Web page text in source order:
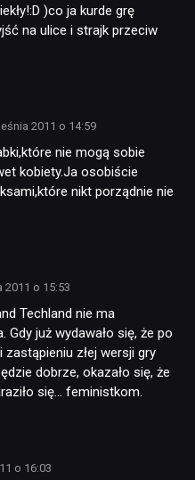
)co ja kurde grę
na ulice i strajk przeciw
2011 o 14:59
nie mogą sobie
kobiety.Ja osobiście
nikt porządnie nie
2011 o 15:53
Techland nie ma
Gdy już wydawało się, że po
złej wersji gry
dobrze, okazało się, że
się… feministkom.
o 16:03